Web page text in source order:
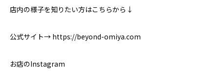
店内の様子を知りたい方はこちらから↓
公式サイト→ https://beyond-omiya.com
お店のInstagram